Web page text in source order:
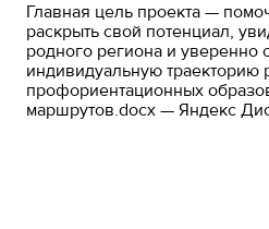
Главная цель проекта —
раскрыть свой потенциал,
родного региона и уверенно
индивидуальную траекторию
профориентационных
маршрутов.docx — Яндекс